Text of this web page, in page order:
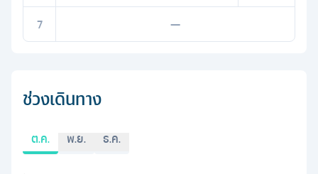
7
—
ช่วงเดินทาง
ต.ค. พ.ย. ธ.ค.